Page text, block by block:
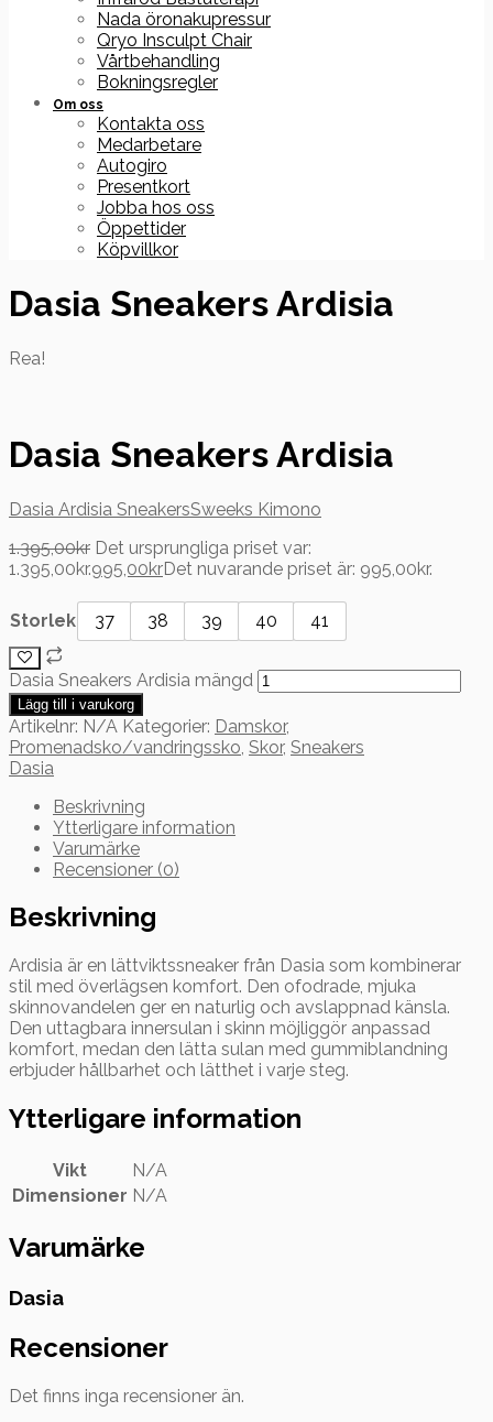
Nada öronakupressur
Qryo Insculpt Chair
Vårtbehandling
Bokningsregler
Om oss
Kontakta oss
Medarbetare
Autogiro
Presentkort
Jobba hos oss
Öppettider
Köpvillkor
Dasia Sneakers Ardisia
Rea!
Dasia Sneakers Ardisia
Dasia Ardisia SneakersSweeks Kimono
1.395,00kr Det ursprungliga priset var:
1.395,00kr.995,00krDet nuvarande priset är: 995,00kr.
Storlek 37 38 39 40 41
Dasia Sneakers Ardisia mängd
Lägg till i varukorg
Artikelnr: N/A Kategorier: Damskor,
Promenadsko/vandringssko Skor, Sneakers
Dasia
Beskrivning
Ytterligare information
Varumärke
Recensioner (0)
Beskrivning
Ardisia är en lättviktssneaker från Dasia som kombinerar
stil med överlägsen komfort. Den ofodrade, mjuka
skinnovandelen ger en naturlig och avslappnad känsla.
Den uttagbara innersulan i skinn möjliggör anpassad
komfort, medan den lätta sulan med gummiblandning
erbjuder hållbarhet och lätthet i varje steg.
Ytterligare information
Vikt
N/A
Dimensioner N/A
Varumärke
Dasia
Recensioner
Det finns inga recensioner än.